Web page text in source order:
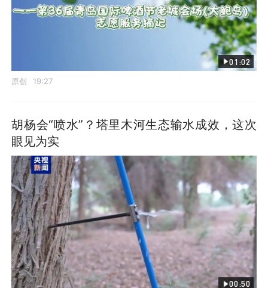
01:02
原创 19:27
胡杨会“喷水”？塔里木河生态输水成效，这次
眼见为实
00:50